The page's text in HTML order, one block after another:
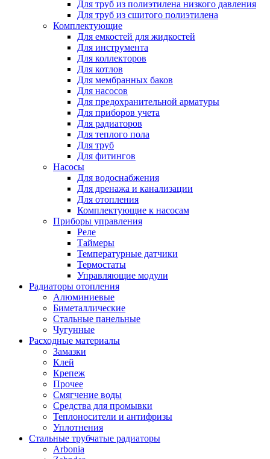
Для труб из полиэтилена низкого давления
Для труб из сшитого полиэтилена
Комплектующие
Для емкостей для жидкостей
Для инструмента
Для коллекторов
Для котлов
Для мембранных баков
Для насосов
Для предохранительной арматуры
Для приборов учета
Для радиаторов
Для теплого пола
Для труб
Для фитингов
Насосы
Для водоснабжения
Для дренажа и канализации
Для отопления
Комплектующие к насосам
Приборы управления
Реле
Таймеры
Температурные датчики
Термостаты
Управляющие модули
Радиаторы отопления
Алюминиевые
Биметаллические
Стальные панельные
Чугунные
Расходные материалы
Замазки
Клей
Крепеж
Прочее
Смягчение воды
Средства для промывки
Теплоносители и антифризы
Уплотнения
Стальные трубчатые радиаторы
Arbonia